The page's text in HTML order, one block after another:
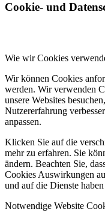
Cookie- und
Wie wir Cookies
Wir können Cookies
werden. Wir verwenden
unsere Websites
Nutzererfahrung
anpassen.
Klicken Sie auf die
mehr zu erfahren. Sie
ändern. Beachten Sie,
Cookies Auswirkungen
und auf die Dienste
Notwendige Website